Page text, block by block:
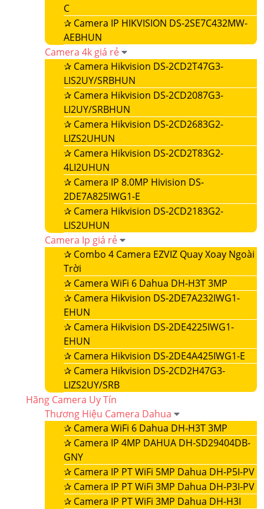
C
✰ Camera IP HIKVISION DS-2SE7C432MW-
AEBHUN
Camera 4k giá rẻ
✰ Camera Hikvision DS-2CD2T47G3-
LIS2UY/SRBHUN
✰ Camera Hikvision DS-2CD2087G3-
LI2UY/SRBHUN
✰ Camera Hikvision DS-2CD2683G2-
LIZS2UHUN
✰ Camera Hikvision DS-2CD2T83G2-
4LI2UHUN
✰ Camera IP 8.0MP Hivision DS-
2DE7A825IWG1-E
✰ Camera Hikvision DS-2CD2183G2-
LIS2UHUN
Camera Ip giá rẻ
✰ Combo 4 Camera EZVIZ Quay Xoay Ngoài
Trời
✰ Camera WiFi 6 Dahua DH-H3T 3MP
✰ Camera Hikvision DS-2DE7A232IWG1-
EHUN
✰ Camera Hikvision DS-2DE4225IWG1-
EHUN
✰ Camera Hikvision DS-2DE4A425IWG1-E
✰ Camera Hikvision DS-2CD2H47G3-
LIZS2UY/SRB
Hãng Camera Uy Tín
Thương Hiệu Camera Dahua
✰ Camera WiFi 6 Dahua DH-H3T 3MP
✰ Camera IP 4MP DAHUA DH-SD29404DB-
GNY
✰ Camera IP PT WiFi 5MP Dahua DH-P5I-PV
✰ Camera IP PT WiFi 3MP Dahua DH-P3I-PV
✰ Camera IP PT WiFi 3MP Dahua DH-H3I